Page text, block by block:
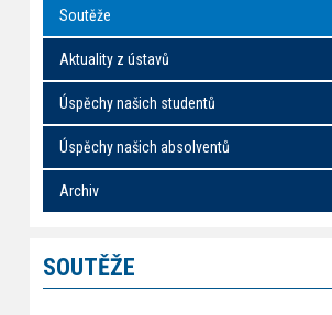
Soutěže
Aktuality z ústavů
Úspěchy našich studentů
Úspěchy našich absolventů
Archiv
SOUTĚŽE